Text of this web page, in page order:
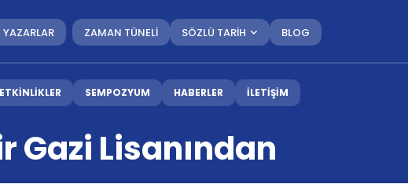
YAZARLAR ZAMAN TÜNELİ SÖZLÜ TARİH BLOG
ETKİNLİKLER SEMPOZYUM HABERLER İLETİŞİM
Gazi Lisanından